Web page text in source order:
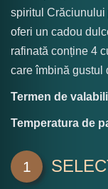
spiritul Crăciunului
oferi un cadou
rafinată conține 4
care îmbină gustul
Termen de
Temperatura de
1